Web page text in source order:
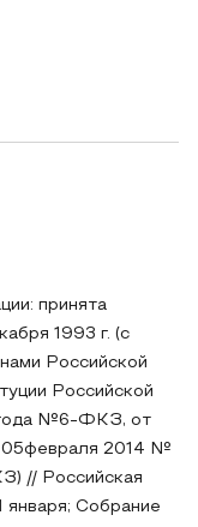
принята
1993 г. (с
Российской
Российской
№6-ФКЗ, от
2014 №
// Российская
января; Собрание